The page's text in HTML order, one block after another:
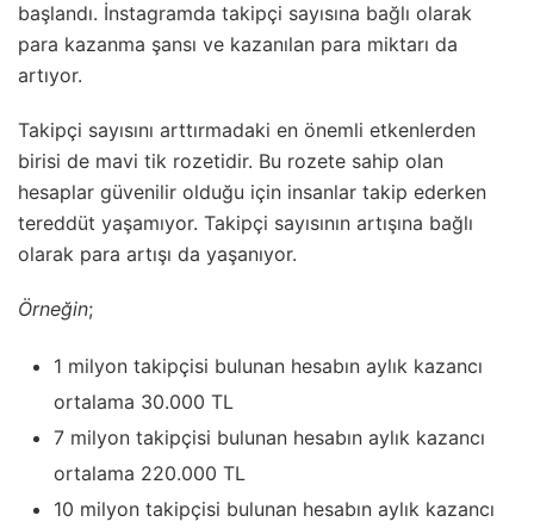
başlandı. İnstagramda takipçi sayısına bağlı olarak
para kazanma şansı ve kazanılan para miktarı da
artıyor.
Takipçi sayısını arttırmadaki en önemli etkenlerden
birisi de mavi tik rozetidir. Bu rozete sahip olan
hesaplar güvenilir olduğu için insanlar takip ederken
tereddüt yaşamıyor. Takipçi sayısının artışına bağlı
olarak para artışı da yaşanıyor.
Örneğin;
1 milyon takipçisi bulunan hesabın aylık kazancı
ortalama 30.000 TL
7 milyon takipçisi bulunan hesabın aylık kazancı
ortalama 220.000 TL
10 milyon takipçisi bulunan hesabın aylık kazancı